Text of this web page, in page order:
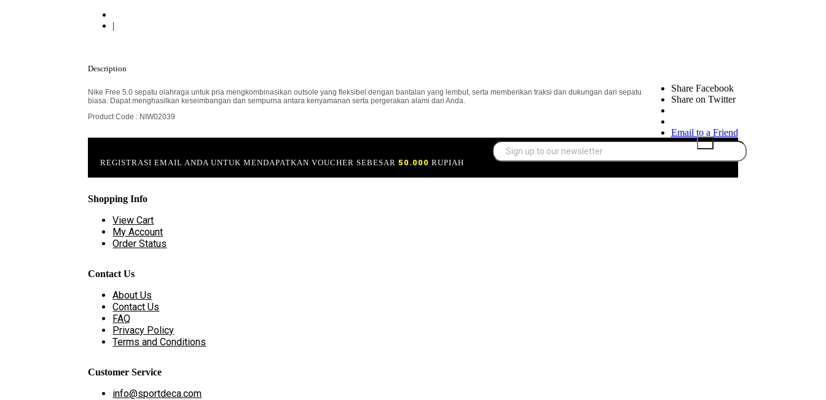
|
Share Facebook
Share on Twitter
Email to a Friend
Description
Nike Free 5.0 sepatu olahraga untuk pria mengkombinasikan outsole yang fleksibel dengan bantalan yang lembut, serta memberikan traksi dan dukungan dari sepatu
biasa. Dapat menghasilkan keseimbangan dan sempurna antara kenyamanan serta pergerakan alami dari Anda.
Product Code : NIW02039
REGISTRASI EMAIL ANDA UNTUK MENDAPATKAN VOUCHER SEBESAR50.000 RUPIAH
Shopping Info
View Cart
My Account
Order Status
Contact Us
About Us
Contact Us
FAQ
Privacy Policy
Terms and Conditions
Customer Service
info@sportdeca.com